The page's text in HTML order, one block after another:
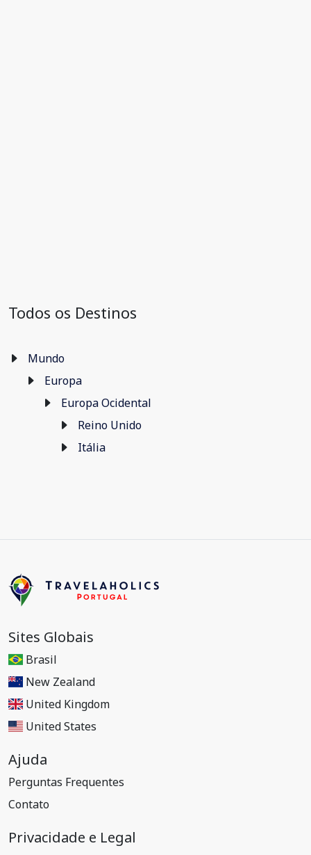
Todos os Destinos
Mundo
Europa
Europa Ocidental
Reino Unido
Itália
Sites Globais
Brasil
New Zealand
United Kingdom
United States
Ajuda
Perguntas Frequentes
Contato
Privacidade e Legal